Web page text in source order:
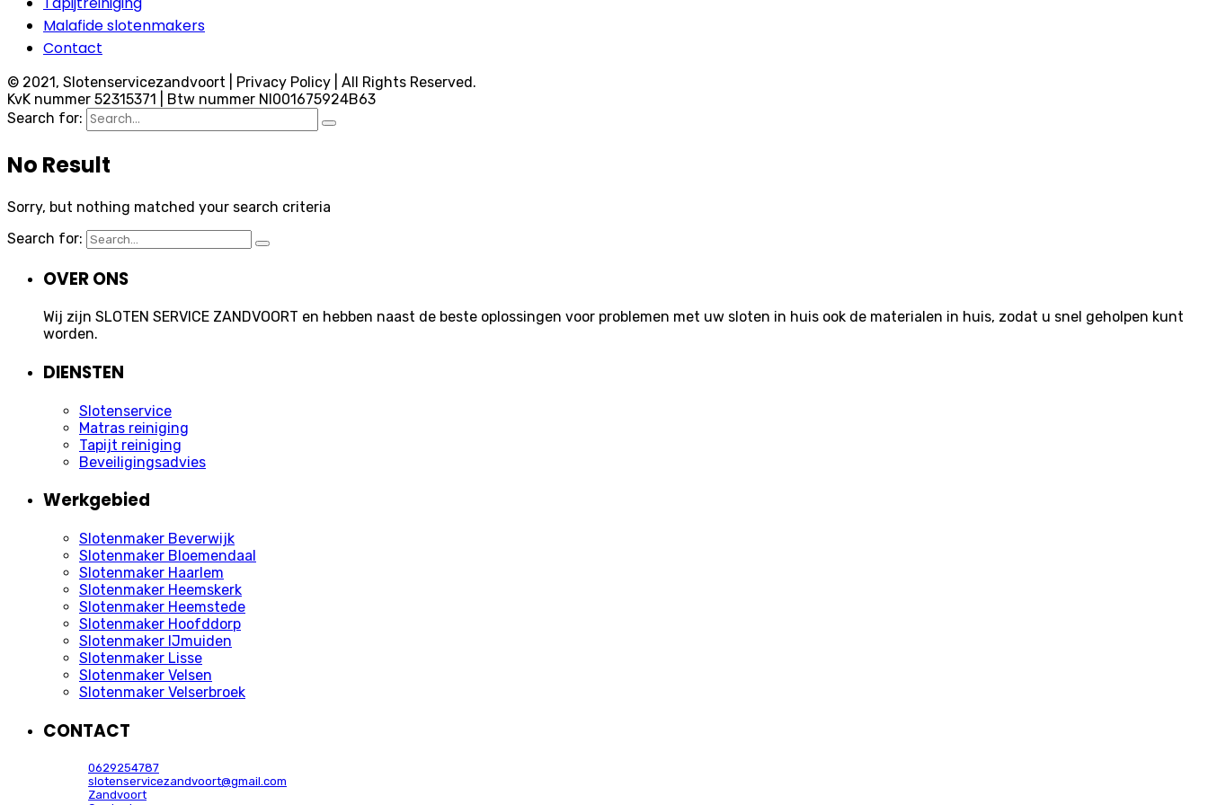
Malafide slotenmakers
Contact
© 2021, Slotenservicezandvoort | Privacy Policy | All Rights Reserved.
KvK nummer 52315371 | Btw nummer Nl001675924B63
Search for:
No Result
Sorry, but nothing matched your search criteria
Search for:
OVER ONS
Wij zijn SLOTEN SERVICE ZANDVOORT en hebben naast de beste oplossingen voor problemen met uw sloten in huis ook de materialen in huis, zodat u snel geholpen kunt
worden.
DIENSTEN
Slotenservice
Matras reiniging
Tapijt reiniging
Beveiligingsadvies
Werkgebied
Slotenmaker Beverwijk
Slotenmaker Bloemendaal
Slotenmaker Haarlem
Slotenmaker Heemskerk
Slotenmaker Heemstede
Slotenmaker Hoofddorp
Slotenmaker IJmuiden
Slotenmaker Lisse
Slotenmaker Velsen
Slotenmaker Velserbroek
CONTACT
0629254787
slotenservicezandvoort@gmail.com
Zandvoort